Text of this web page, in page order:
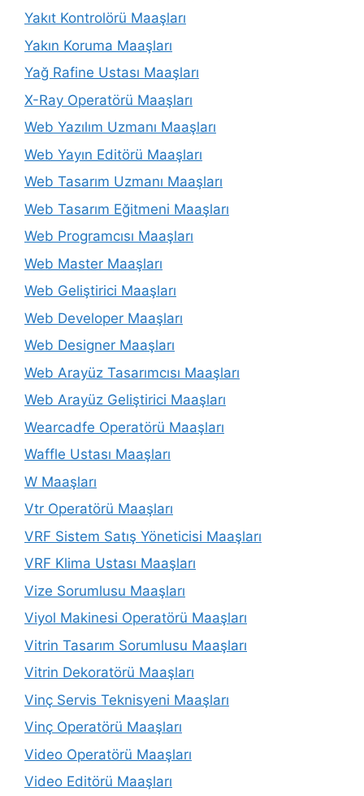
Yakıt Kontrolörü Maaşları
Yakın Koruma Maaşları
Yağ Rafine Ustası Maaşları
X-Ray Operatörü Maaşları
Web Yazılım Uzmanı Maaşları
Web Yayın Editörü Maaşları
Web Tasarım Uzmanı Maaşları
Web Tasarım Eğitmeni Maaşları
Web Programcısı Maaşları
Web Master Maaşları
Web Geliştirici Maaşları
Web Developer Maaşları
Web Designer Maaşları
Web Arayüz Tasarımcısı Maaşları
Web Arayüz Geliştirici Maaşları
Wearcadfe Operatörü Maaşları
Waffle Ustası Maaşları
W Maaşları
Vtr Operatörü Maaşları
VRF Sistem Satış Yöneticisi Maaşları
VRF Klima Ustası Maaşları
Vize Sorumlusu Maaşları
Viyol Makinesi Operatörü Maaşları
Vitrin Tasarım Sorumlusu Maaşları
Vitrin Dekoratörü Maaşları
Vinç Servis Teknisyeni Maaşları
Vinç Operatörü Maaşları
Video Operatörü Maaşları
Video Editörü Maaşları